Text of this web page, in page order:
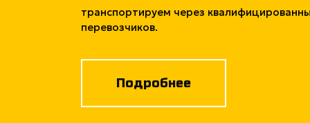
транспортируем через
перевозчиков.
Подробнее